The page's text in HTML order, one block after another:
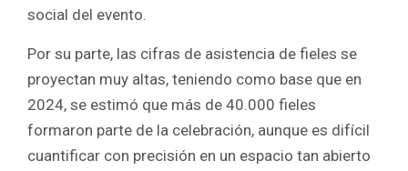
social del evento.
Por su parte, las cifras de asistencia de fieles se
proyectan muy altas, teniendo como base que en
2024, se estimó que más de 40.000 fieles
formaron parte de la celebración, aunque es difícil
cuantificar con precisión en un espacio tan abierto